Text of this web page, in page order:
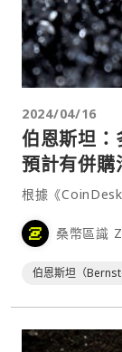
2024/04/16
伯恩斯坦：
預計有併購
根據《
桑幣區識
伯恩斯坦（